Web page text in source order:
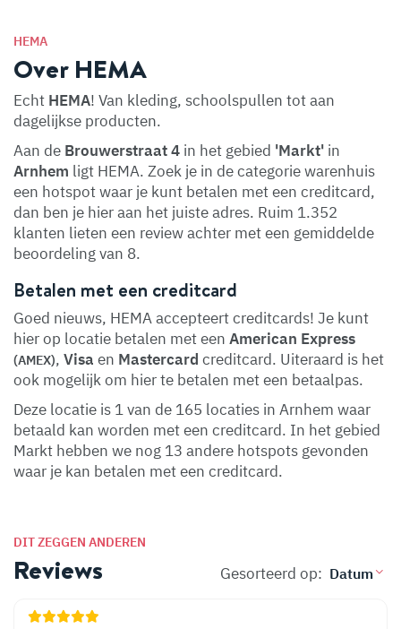
HEMA
Over HEMA
Echt HEMA! Van kleding, schoolspullen tot aan
dagelijkse producten.
Aan de Brouwerstraat 4 in het gebied 'Markt' in
Arnhem ligt HEMA. Zoek je in de categorie warenhuis
een hotspot waar je kunt betalen met een creditcard,
dan ben je hier aan het juiste adres. Ruim 1.352
klanten lieten een review achter met een gemiddelde
beoordeling van 8.
Betalen met een creditcard
Goed nieuws, HEMA accepteert creditcards! Je kunt
hier op locatie betalen met een American Express
(AMEX), Visa en Mastercard creditcard. Uiteraard is het
ook mogelijk om hier te betalen met een betaalpas.
Deze locatie is 1 van de 165 locaties in Arnhem waar
betaald kan worden met een creditcard. In het gebied
Markt hebben we nog 13 andere hotspots gevonden
waar je kan betalen met een creditcard.
DIT ZEGGEN ANDEREN
Reviews Gesorteerd op: